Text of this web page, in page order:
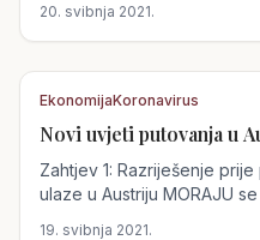
20. svibnja 2021.
EkonomijaKoronavirus
Novi uvjeti putovanja u
Zahtjev 1: Razriješenje
ulaze u Austriju MORAJU
19. svibnja 2021.